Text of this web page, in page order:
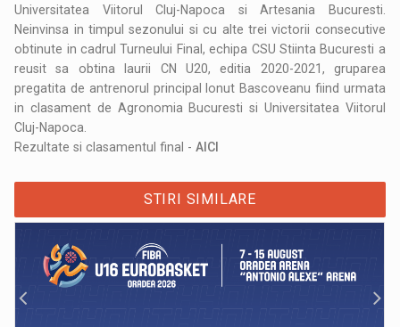
Universitatea Viitorul Cluj-Napoca si Artesania Bucuresti.
Neinvinsa in timpul sezonului si cu alte trei victorii consecutive
obtinute in cadrul Turneului Final, echipa CSU Stiinta Bucuresti a
reusit sa obtina laurii CN U20, editia 2020-2021, gruparea
pregatita de antrenorul principal Ionut Bascoveanu fiind urmata
in clasament de Agronomia Bucuresti si Universitatea Viitorul
Cluj-Napoca.
Rezultate si clasamentul final -AICI
STIRI SIMILARE